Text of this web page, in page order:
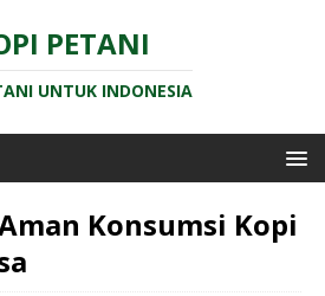
PETANI
UNTUK INDONESIA
Konsumsi Kopi